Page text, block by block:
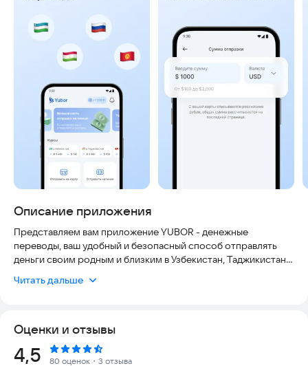
Описание приложения
Представляем вам приложение YUBOR - денежные
переводы, ваш удобный и безопасный способ отправлять
деньги своим родным и близким в Узбекистан, Таджикистан,
вашего смартфона. Наше приложение предоставляет
простой и интуитивно понятный интерфейс, который делает
процесс отправки денег максимально удобным.
Читать дальше
Оценки и отзывы
Рейтинг:
4,5 80 оценок ・3 отзыва